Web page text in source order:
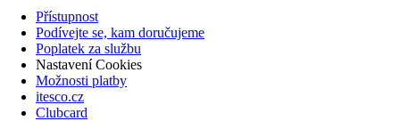
Přístupnost
Podívejte se, kam doručujeme
Poplatek za službu
Nastavení Cookies
Možnosti platby
itesco.cz
Clubcard